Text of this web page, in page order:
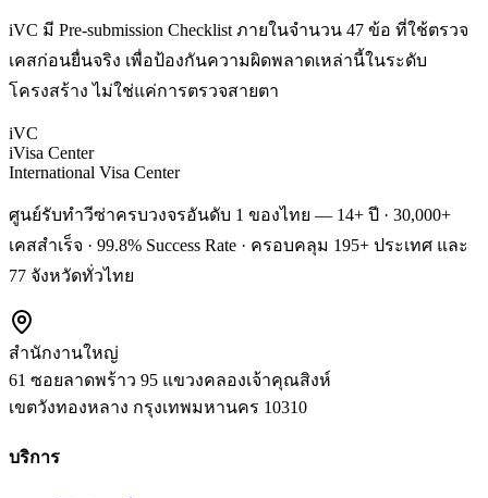
iVC มี Pre-submission Checklist ภายในจำนวน 47 ข้อ ที่ใช้ตรวจ
เคสก่อนยื่นจริง เพื่อป้องกันความผิดพลาดเหล่านี้ในระดับ
โครงสร้าง ไม่ใช่แค่การตรวจสายตา
iVC
iVisa Center
International Visa Center
ศูนย์รับทำวีซ่าครบวงจรอันดับ 1 ของไทย — 14+ ปี · 30,000+
เคสสำเร็จ · 99.8% Success Rate · ครอบคลุม 195+ ประเทศ และ
77 จังหวัดทั่วไทย
สำนักงานใหญ่
61 ซอยลาดพร้าว 95 แขวงคลองเจ้าคุณสิงห์
เขตวังทองหลาง กรุงเทพมหานคร 10310
บริการ